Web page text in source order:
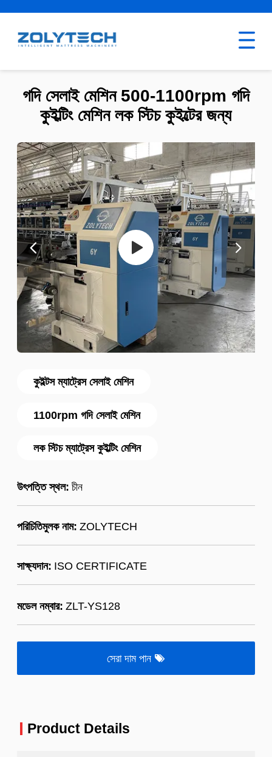
কুইল্টস ম্যাট্রেস সেলাই মেশিন
1100rpm গদি সেলাই মেশিন
লক স্টিচ ম্যাট্রেস কুইল্টিং মেশিন
উৎপত্তি স্থল: চীন
পরিচিতিমুলক নাম: ZOLYTECH
সাক্ষ্যদান: ISO CERTIFICATE
মডেল নম্বার: ZLT-YS128
সেরা দাম পান
গদি সেলাই মেশিন 500-1100rpm গদি
কুইল্টিং মেশিন লক স্টিচ কুইল্টের জন্য
Product Details